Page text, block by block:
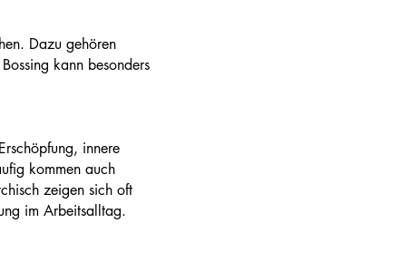
Dazu gehören
kann besonders
innere
kommen auch
zeigen sich oft
im Arbeitsalltag.